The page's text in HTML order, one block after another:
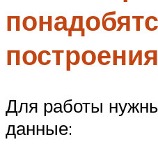
Для работы
данные: